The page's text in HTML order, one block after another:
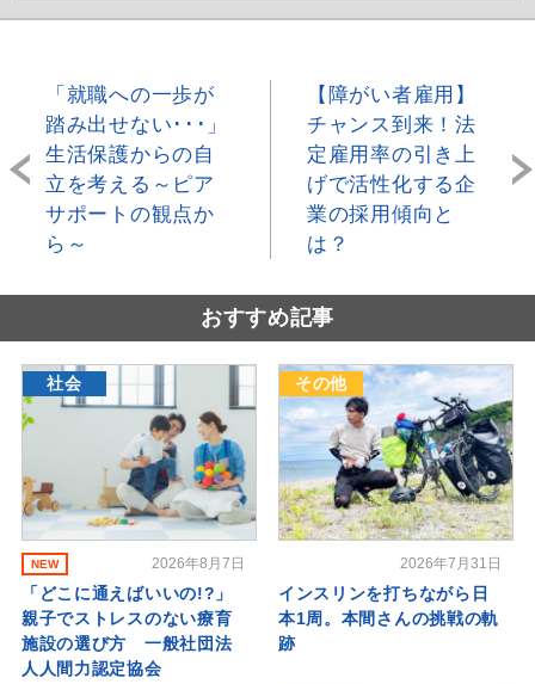
「就職への一歩が
踏み出せない･･･」
生活保護からの自
立を考える～ピア
サポートの観点か
ら～
【障がい者雇用】
チャンス到来！法
定雇用率の引き上
げで活性化する企
業の採用傾向と
は？
おすすめ記事
社会
NEW 2026年8月7日
「どこに通えばいいの!?」
親子でストレスのない療育
施設の選び方 一般社団法
人人間力認定協会
その他
2026年7月31日
インスリンを打ちながら日
本1周。本間さんの挑戦の軌
跡